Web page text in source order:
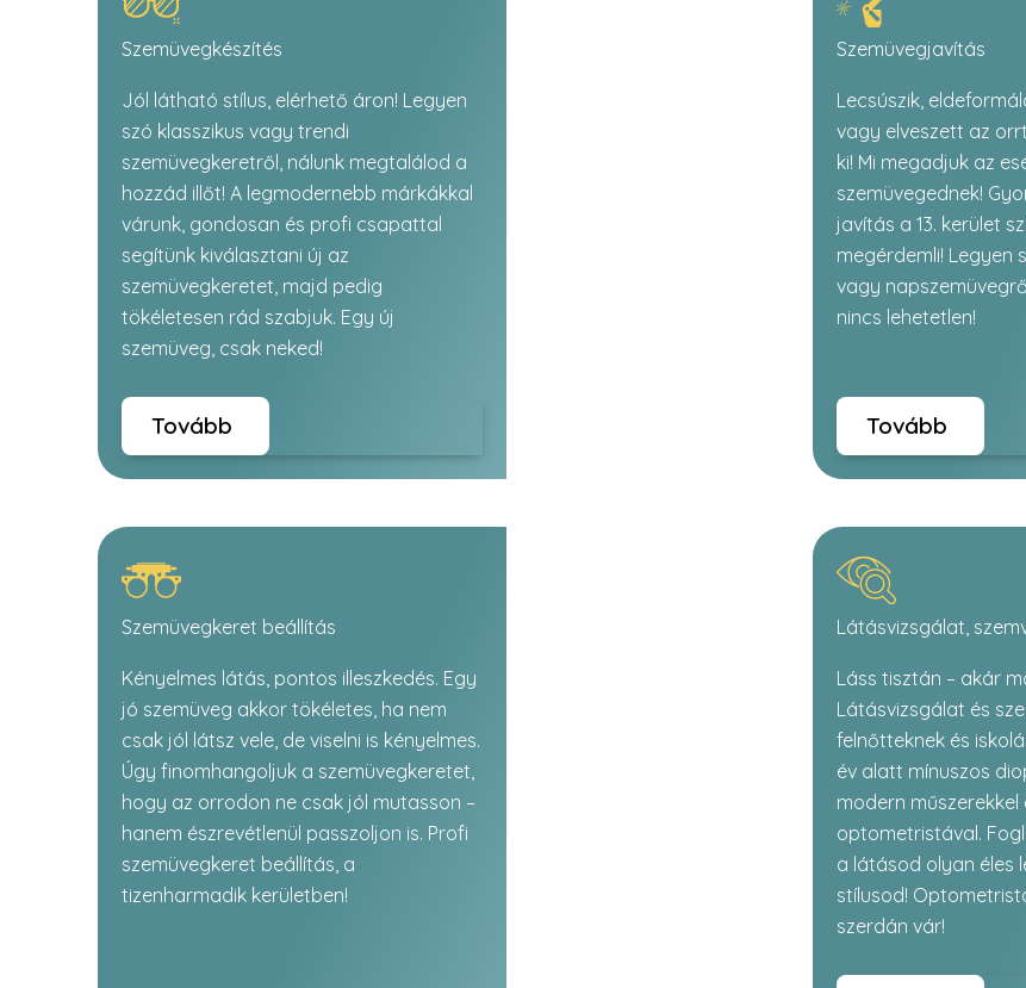
Szemüvegkészítés
Jól látható stílus, elérhető áron! Legyen
szó klasszikus vagy trendi
szemüvegkeretről, nálunk megtalálod a
hozzád illőt! A legmodernebb márkákkal
várunk, gondosan és profi csapattal
segítünk kiválasztani új az
szemüvegkeretet, majd pedig
tökéletesen rád szabjuk. Egy új
szemüveg, csak neked!
Tovább
Szemüvegjavítás
Lecsúszik,
vagy elveszett az
ki! Mi megadjuk az
szemüvegednek!
javítás a 13. kerület
megérdemli! Legyen
vagy
nincs lehetetlen!
Tovább
Szemüvegkeret beállítás
Kényelmes látás, pontos illeszkedés. Egy
jó szemüveg akkor tökéletes, ha nem
csak jól látsz vele, de viselni is kényelmes.
Úgy finomhangoljuk a szemüvegkeretet,
hogy az orrodon ne csak jól mutasson –
hanem észrevétlenül passzoljon is. Profi
szemüvegkeret beállítás, a
tizenharmadik kerületben!
Látásvizsgálat,
Láss tisztán – akár
Látásvizsgálat és
felnőtteknek és
év alatt mínuszos
modern
optometristával.
a látásod olyan éles
stílusod!
szerdán vár!